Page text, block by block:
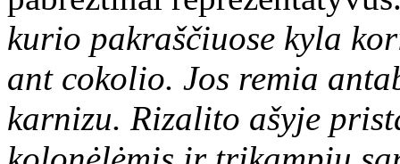
kurio pakraščiuose kyla
ant cokolio. Jos remia
karnizu. Rizalito ašyje